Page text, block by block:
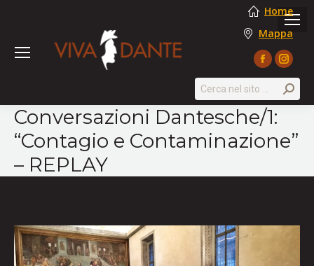
Home
Mappa
Facebook
opens
in
new
page
opens
new
Search:
Conversazioni Dantesche/1:
“Contagio e Contaminazione”
– REPLAY